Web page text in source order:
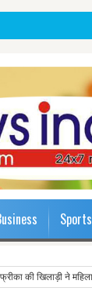
Sports
की खिलाड़ी ने